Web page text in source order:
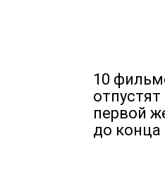
10
первой
до конца